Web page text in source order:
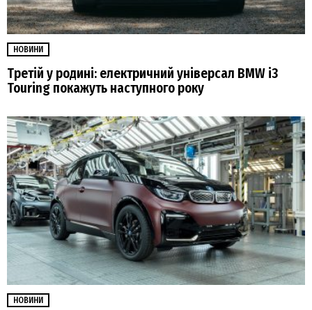
НОВИНИ
Третій у родині: електричний універсал BMW i3
Touring покажуть наступного року
НОВИНИ